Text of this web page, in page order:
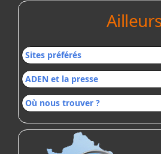
Ailleurs
Sites préférés
ADEN et la presse
Où nous trouver ?